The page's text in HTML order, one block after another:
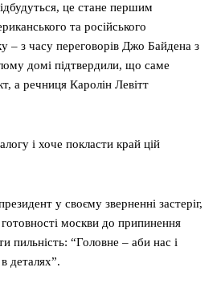
це стане першим
та російського
– з часу переговорів Джо Байдена з
домі підтвердили, що саме
а речниця Каролін Левітт
і хоче покласти край цій
у своєму зверненні застеріг,
готовності москви до припинення
пильність: “Головне – аби нас і
деталях”.